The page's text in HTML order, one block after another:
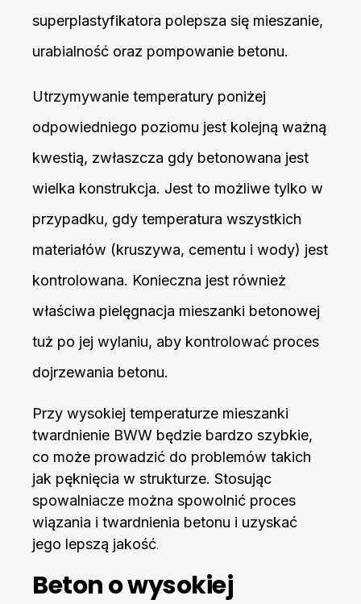
superplastyfikatora polepsza się mieszanie,
urabialność oraz pompowanie betonu.
Utrzymywanie temperatury poniżej
odpowiedniego poziomu jest kolejną ważną
kwestią, zwłaszcza gdy betonowana jest
wielka konstrukcja. Jest to możliwe tylko w
przypadku, gdy temperatura wszystkich
materiałów (kruszywa, cementu i wody) jest
kontrolowana. Konieczna jest również
właściwa pielęgnacja mieszanki betonowej
tuż po jej wylaniu, aby kontrolować proces
dojrzewania betonu.
Przy wysokiej temperaturze mieszanki
twardnienie BWW będzie bardzo szybkie,
co może prowadzić do problemów takich
jak pęknięcia w strukturze. Stosując
spowalniacze można spowolnić proces
wiązania i twardnienia betonu i uzyskać
jego lepszą jakość.
Beton o wysokiej